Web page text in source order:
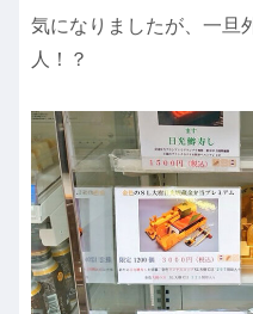
気になりましたが、一
人！？